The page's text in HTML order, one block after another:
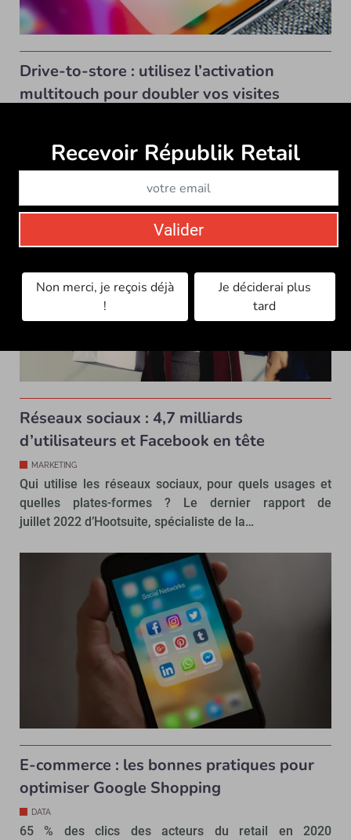
Drive-to-store : utilisez l’activation
multitouch pour doubler vos visites
Avec le déclin du prospectus, les marques doivent
Réseaux sociaux : 4,7 milliards
d’utilisateurs et Facebook en tête
MARKETING
Qui utilise les réseaux sociaux, pour quels usages et
quelles plates-formes ? Le dernier rapport de
juillet 2022 d’Hootsuite, spécialiste de la…
E-commerce : les bonnes pratiques pour
optimiser Google Shopping
DATA
65 % des clics des acteurs du retail en 2020
Recevoir Républik Retail
Valider
Non merci, je reçois déjà
!
Je déciderai plus
tard